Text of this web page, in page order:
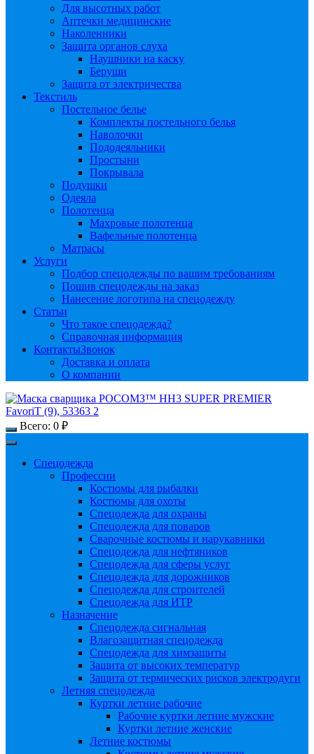
Для высотных работ
Аптечки медицинские
Наколенники
Защита органов слуха
Наушники на каску
Беруши
Защита от электричества
Текстиль
Постельное белье
Комплекты постельного белья
Наволочки
Пододеяльники
Простыни
Покрывала
Подушки
Одеяла
Полотенца
Махровые полотенца
Вафельные полотенца
Матрасы
Услуги
Подбор спецодежды по вашим требованиям
Пошив спецодежды на заказ
Нанесение логотипа на спецодежду
Статьи
Что такое спецодежда?
Справочная информация
КонтактыЗвонок
Доставка и оплата
О компании
Всего: 0 ₽
Спецодежда
Профессии
Костюмы для рыбалки
Костюмы для охоты
Спецодежда для охраны
Спецодежда для поваров
Сварочные костюмы и нарукавники
Спецодежда для нефтяников
Спецодежда для сферы услуг
Спецодежда для дорожников
Спецодежда для строителей
Спецодежда для ИТР
Назначение
Спецодежда сигнальная
Влагозащитная спецодежда
Спецодежда для химзащиты
Защита от высоких температур
Защита от термических рисков электродуги
Летняя спецодежда
Куртки летние рабочие
Рабочие куртки летние мужские
Куртки летние женские
Летние костюмы